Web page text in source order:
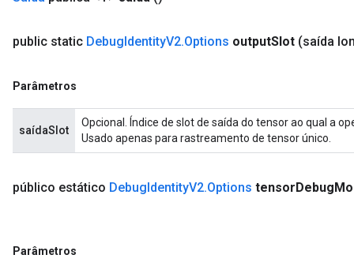
public static DebugIdentityV2.Options outputSlot (saída
Parâmetros
saídaSlot
Opcional. Índice de slot de saída do tensor ao qual a
Usado apenas para rastreamento de tensor único.
público estático DebugIdentityV2.Options tensorDebug
Parâmetros